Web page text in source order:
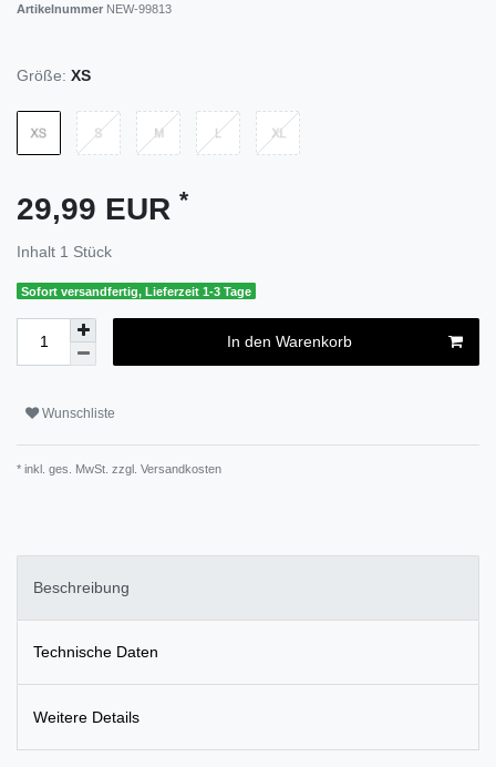
Artikelnummer NEW-99813
Größe: XS
29,99 EUR *
Inhalt 1 Stück
Sofort versandfertig, Lieferzeit 1-3 Tage
In den Warenkorb
Wunschliste
* inkl. ges. MwSt. zzgl. Versandkosten
Beschreibung
Technische Daten
Weitere Details